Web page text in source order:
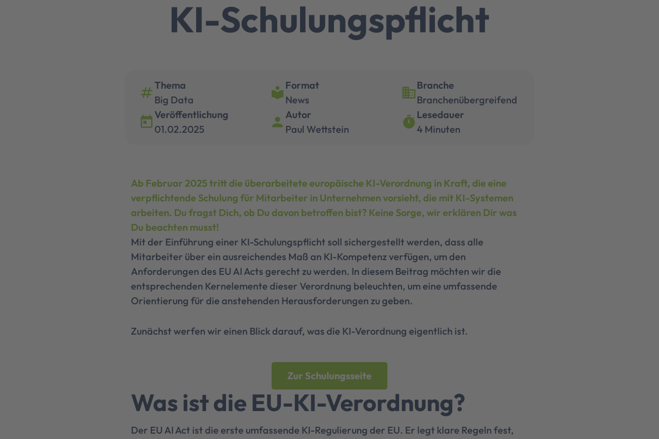
KI-Schulungspflicht
numbersThema
Big Data
local_library Format
News
businessBranche
Branchenübergreifend
todayVeröffentlichung
01.02.2025
personAutor
Paul Wettstein
timer Lesedauer
4 Minuten
Ab Februar 2025 tritt die überarbeitete europäische KI-Verordnung in Kraft, die eine
verpflichtende Schulung für Mitarbeiter in Unternehmen vorsieht, die mit KI-Systemen
arbeiten. Du fragst Dich, ob Du davon betroffen bist? Keine Sorge, wir erklären Dir was
Du beachten musst!
Mit der Einführung einer KI-Schulungspflicht soll sichergestellt werden, dass alle
Mitarbeiter über ein ausreichendes Maß an KI-Kompetenz verfügen, um den
Anforderungen des EU AI Acts gerecht zu werden. In diesem Beitrag möchten wir die
entsprechenden Kernelemente dieser Verordnung beleuchten, um eine umfassende
Orientierung für die anstehenden Herausforderungen zu geben.
Zunächst werfen wir einen Blick darauf, was die KI-Verordnung eigentlich ist.
Zur Schulungsseite
Was ist die EU-KI-Verordnung?
Der EU AI Act ist die erste umfassende KI-Regulierung der EU. Er legt klare Regeln fest,